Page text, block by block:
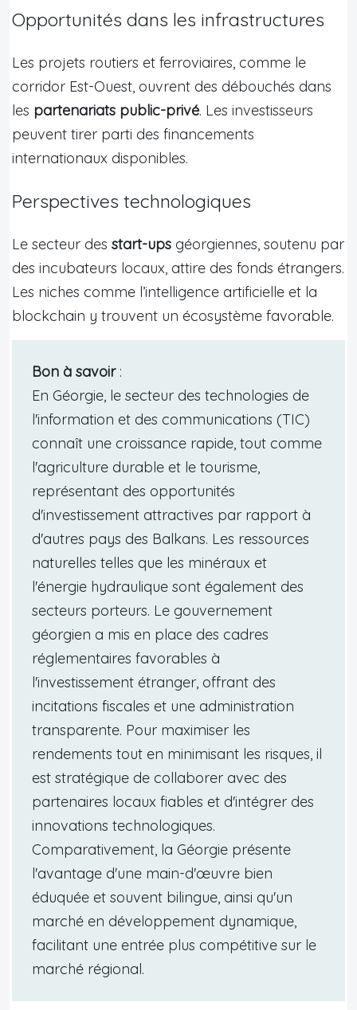
Opportunités dans les infrastructures
Les projets routiers et ferroviaires, comme le
corridor Est-Ouest, ouvrent des débouchés dans
les partenariats public-privé. Les investisseurs
peuvent tirer parti des financements
internationaux disponibles.
Perspectives technologiques
Le secteur des start-ups géorgiennes, soutenu par
des incubateurs locaux, attire des fonds étrangers.
Les niches comme l’intelligence artificielle et la
blockchain y trouvent un écosystème favorable.
Bon à savoir:
En Géorgie, le secteur des technologies de
l'information et des communications (TIC)
connaît une croissance rapide, tout comme
l'agriculture durable et le tourisme,
représentant des opportunités
d'investissement attractives par rapport à
d'autres pays des Balkans. Les ressources
naturelles telles que les minéraux et
l'énergie hydraulique sont également des
secteurs porteurs. Le gouvernement
géorgien a mis en place des cadres
réglementaires favorables à
l'investissement étranger, offrant des
incitations fiscales et une administration
transparente. Pour maximiser les
rendements tout en minimisant les risques, il
est stratégique de collaborer avec des
partenaires locaux fiables et d'intégrer des
innovations technologiques.
Comparativement, la Géorgie présente
l'avantage d'une main-d'œuvre bien
éduquée et souvent bilingue, ainsi qu'un
marché en développement dynamique,
facilitant une entrée plus compétitive sur le
marché régional.